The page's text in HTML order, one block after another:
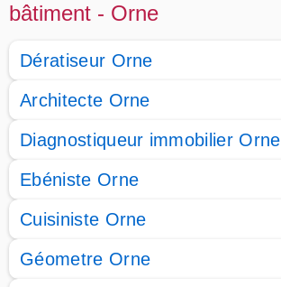
bâtiment - Orne
Dératiseur Orne
Architecte Orne
Diagnostiqueur immobilier Orne
Ebéniste Orne
Cuisiniste Orne
Géometre Orne